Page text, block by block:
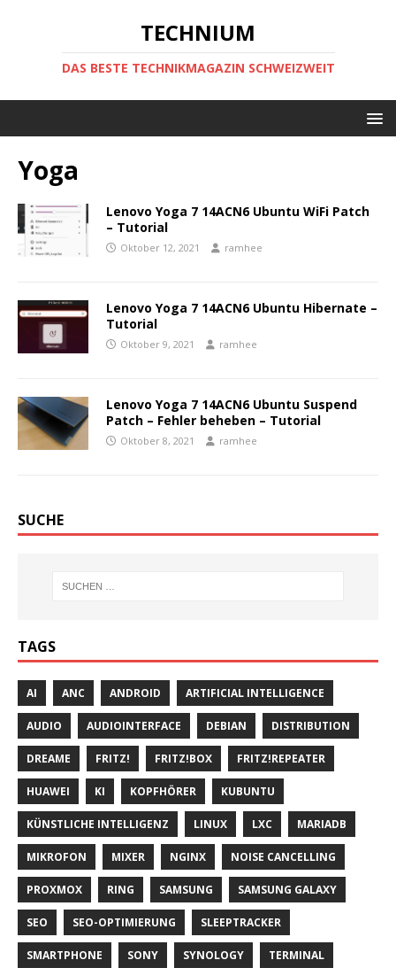
TECHNIUM
DAS BESTE TECHNIKMAGAZIN SCHWEIZWEIT
Yoga
Lenovo Yoga 7 14ACN6 Ubuntu WiFi Patch
– Tutorial
Oktober 12, 2021 ramhee
Lenovo Yoga 7 14ACN6 Ubuntu Hibernate –
Tutorial
Oktober 9, 2021 ramhee
Lenovo Yoga 7 14ACN6 Ubuntu Suspend
Patch – Fehler beheben – Tutorial
Oktober 8, 2021 ramhee
SUCHE
TAGS
AI ANC ANDROID ARTIFICIAL INTELLIGENCE
AUDIO AUDIOINTERFACE DEBIAN DISTRIBUTION
DREAME FRITZ! FRITZ!BOX FRITZ!REPEATER
HUAWEI KI KOPFHÖRER KUBUNTU
KÜNSTLICHE INTELLIGENZ LINUX LXC MARIADB
MIKROFON MIXER NGINX NOISE CANCELLING
PROXMOX RING SAMSUNG SAMSUNG GALAXY
SEO SEO-OPTIMIERUNG SLEEPTRACKER
SMARTPHONE SONY SYNOLOGY TERMINAL